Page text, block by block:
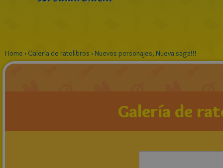
Home › Galería de ratolibros ›Nuevos personajes, Nueva saga!!!
Galería de